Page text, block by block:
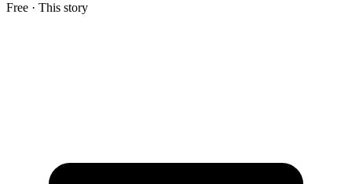
Free · This story